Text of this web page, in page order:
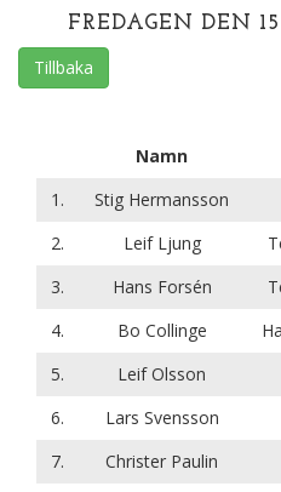
FREDAGEN DEN
Tillbaka
Namn
1.
Stig Hermansson
2.
Leif Ljung
3.
Hans Forsén
4.
Bo Collinge
5.
Leif Olsson
6.
Lars Svensson
7.
Christer Paulin